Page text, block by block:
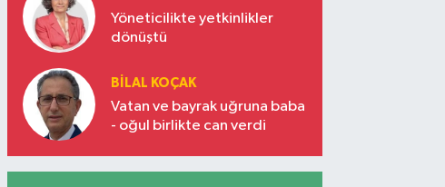
Yöneticilikte yetkinlikler
dönüştü
BILAL KOÇAK
Vatan ve bayrak uğruna baba
- oğul birlikte can verdi